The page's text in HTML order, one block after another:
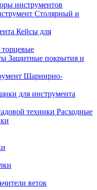
инструментов
Столярный и
Кейсы для
торцевые
Защитные покрытия и
Шарнирно-
для инструмента
Расходные
веток